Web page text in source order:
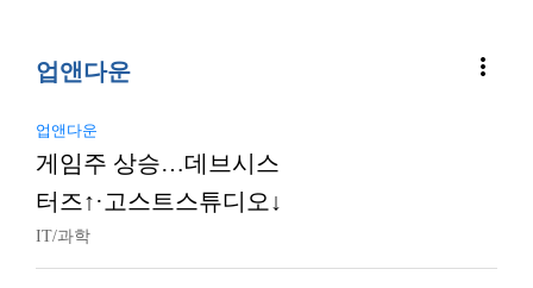
업앤다운 more_vert
업앤다운
게임주 상승…데브시스
터즈↑·고스트스튜디오↓
IT/과학